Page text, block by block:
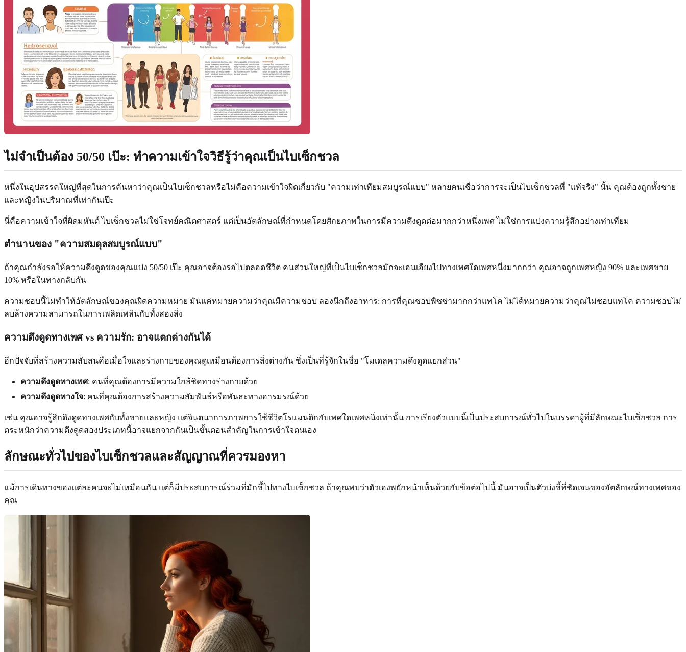
ไม่จำเป็นต้อง 50/50 เป๊ะ: ทำความเข้าใจวิธีรู้ว่าคุณเป็นไบเซ็กชวล
หนึ่งในอุปสรรคใหญ่ที่สุดในการค้นหาว่าคุณเป็นไบเซ็กชวลหรือไม่คือความเข้าใจผิดเกี่ยวกับ "ความเท่าเทียมสมบูรณ์แบบ" หลายคนเชื่อว่าการจะเป็นไบเซ็กชวลที่ "แท้จริง" นั้น คุณต้องถูกทั้งชาย
และหญิงในปริมาณที่เท่ากันเป๊ะ
นี่คือความเข้าใจที่ผิดมหันต์ ไบเซ็กชวลไม่ใช่โจทย์คณิตศาสตร์ แต่เป็นอัตลักษณ์ที่กำหนดโดยศักยภาพในการมีความดึงดูดต่อมากกว่าหนึ่งเพศ ไม่ใช่การแบ่งความรู้สึกอย่างเท่าเทียม
ตำนานของ "ความสมดุลสมบูรณ์แบบ"
ถ้าคุณกำลังรอให้ความดึงดูดของคุณแบ่ง 50/50 เป๊ะ คุณอาจต้องรอไปตลอดชีวิต คนส่วนใหญ่ที่เป็นไบเซ็กชวลมักจะเอนเอียงไปทางเพศใดเพศหนึ่งมากกว่า คุณอาจถูกเพศหญิง 90% และเพศชาย
10% หรือในทางกลับกัน
ความชอบนี้ไม่ทำให้อัตลักษณ์ของคุณผิดความหมาย มันแค่หมายความว่าคุณมีความชอบ ลองนึกถึงอาหาร: การที่คุณชอบพิซซ่ามากกว่าแทโค ไม่ได้หมายความว่าคุณไม่ชอบแทโค ความชอบไม่
ลบล้างความสามารถในการเพลิดเพลินกับทั้งสองสิ่ง
ความดึงดูดทางเพศ vs ความรัก: อาจแตกต่างกันได้
อีกปัจจัยที่สร้างความสับสนคือเมื่อใจและร่างกายของคุณดูเหมือนต้องการสิ่งต่างกัน ซึ่งเป็นที่รู้จักในชื่อ "โมเดลความดึงดูดแยกส่วน"
ความดึงดูดทางเพศ: คนที่คุณต้องการมีความใกล้ชิดทางร่างกายด้วย
ความดึงดูดทางใจ: คนที่คุณต้องการสร้างความสัมพันธ์หรือพันธะทางอารมรณ์ด้วย
เช่น คุณอาจรู้สึกดึงดูดทางเพศกับทั้งชายและหญิง แต่จินตนาการภาพการใช้ชีวิตโรแมนติกกับเพศใดเพศหนึ่งเท่านั้น การเรียงตัวแบบนี้เป็นประสบการณ์ทั่วไปในบรรดาผู้ที่มีลักษณะไบเซ็กชวล การ
ตระหนักว่าความดึงดูดสองประเภทนี้อาจแยกจากกันเป็นขั้นตอนสำคัญในการเข้าใจตนเอง
ลักษณะทั่วไปของไบเซ็กชวลและสัญญาณที่ควรมองหา
แม้การเดินทางของแต่ละคนจะไม่เหมือนกัน แต่ก็มีประสบการณ์ร่วมที่มักชี้ไปทางไบเซ็กชวล ถ้าคุณพบว่าตัวเองพยักหน้าเห็นด้วยกับข้อต่อไปนี้ มันอาจเป็นตัวบ่งชี้ที่ชัดเจนของอัตลักษณ์ทางเพศของ
คุณ